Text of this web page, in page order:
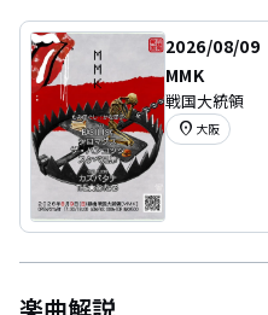
2026/08/09
MMK
戦国大統領
location_on 大阪